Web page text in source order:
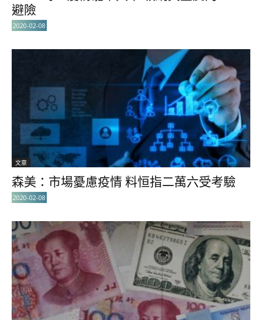
避險
2020-02-08
文章
森美：市場憂慮疫情 料恒指二萬六受考驗
2020-02-08